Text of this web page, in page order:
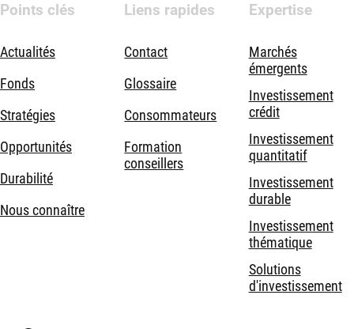
Points clés
Actualités
Fonds
Stratégies
Opportunités
Durabilité
Nous connaître
Liens rapides
Contact
Glossaire
Consommateurs
Formation
conseillers
Expertise
Marchés
émergents
Investissement
crédit
Investissement
quantitatif
Investissement
durable
Investissement
thématique
Solutions
d'investissement